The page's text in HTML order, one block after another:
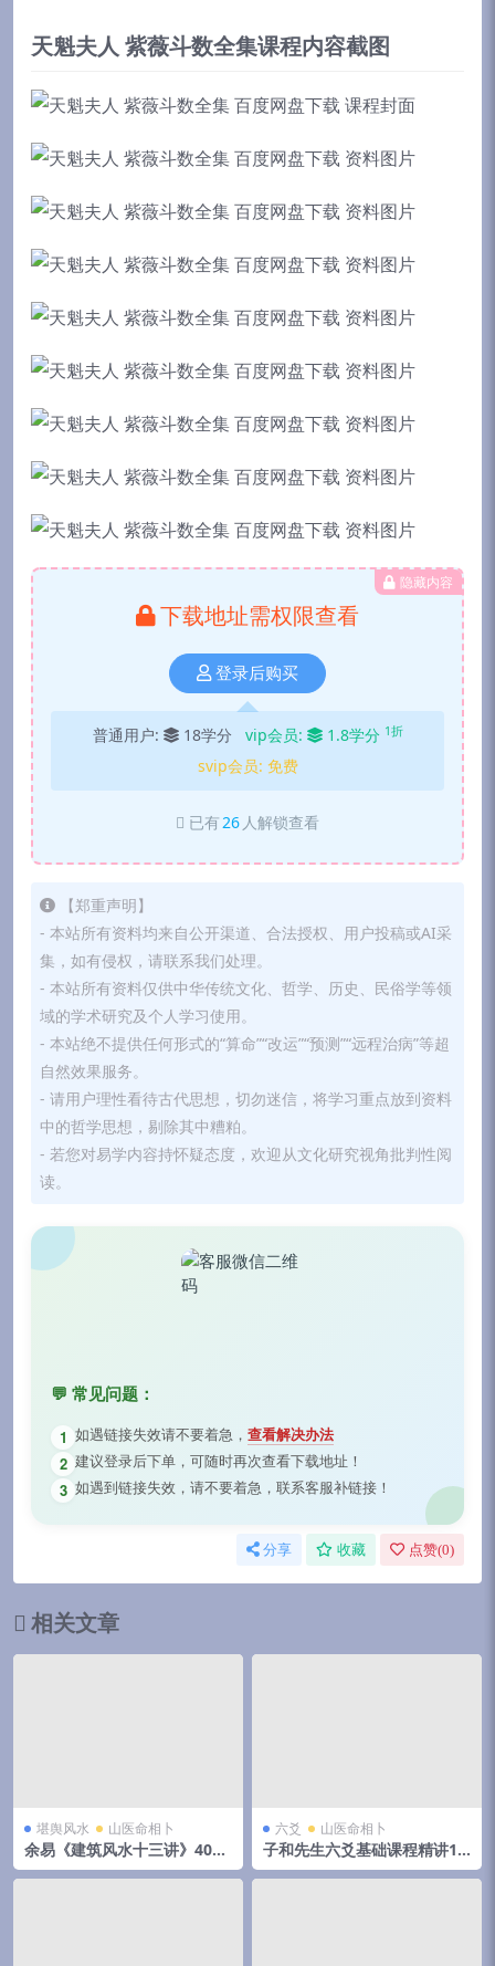
天魁夫人 紫薇斗数全集课程内容截图
隐藏内容
下载地址需权限查看
登录后购买
普通用户: 18学分 vip会员: 1.8学分 1折
svip会员: 免费
已有26 人解锁查看
【郑重声明】
- 本站所有资料均来自公开渠道、合法授权、用户投稿或AI采
集，如有侵权，请联系我们处理。
- 本站所有资料仅供中华传统文化、哲学、历史、民俗学等领
域的学术研究及个人学习使用。
- 本站绝不提供任何形式的“算命”“改运”“预测”“远程治病”等超
自然效果服务。
- 请用户理性看待古代思想，切勿迷信，将学习重点放到资料
中的哲学思想，剔除其中糟粕。
- 若您对易学内容持怀疑态度，欢迎从文化研究视角批判性阅
读。
💬 常见问题：
1 如遇链接失效请不要着急， 查看解决办法
2 建议登录后下单，可随时再次查看下载地址！
3 如遇到链接失效，请不要着急，联系客服补链接！
分享 收藏 点赞(0)
相关文章
堪舆风水 山医命相卜
余易《建筑风水十三讲》403
页
六爻 山医命相卜
子和先生六爻基础课程精讲17
集